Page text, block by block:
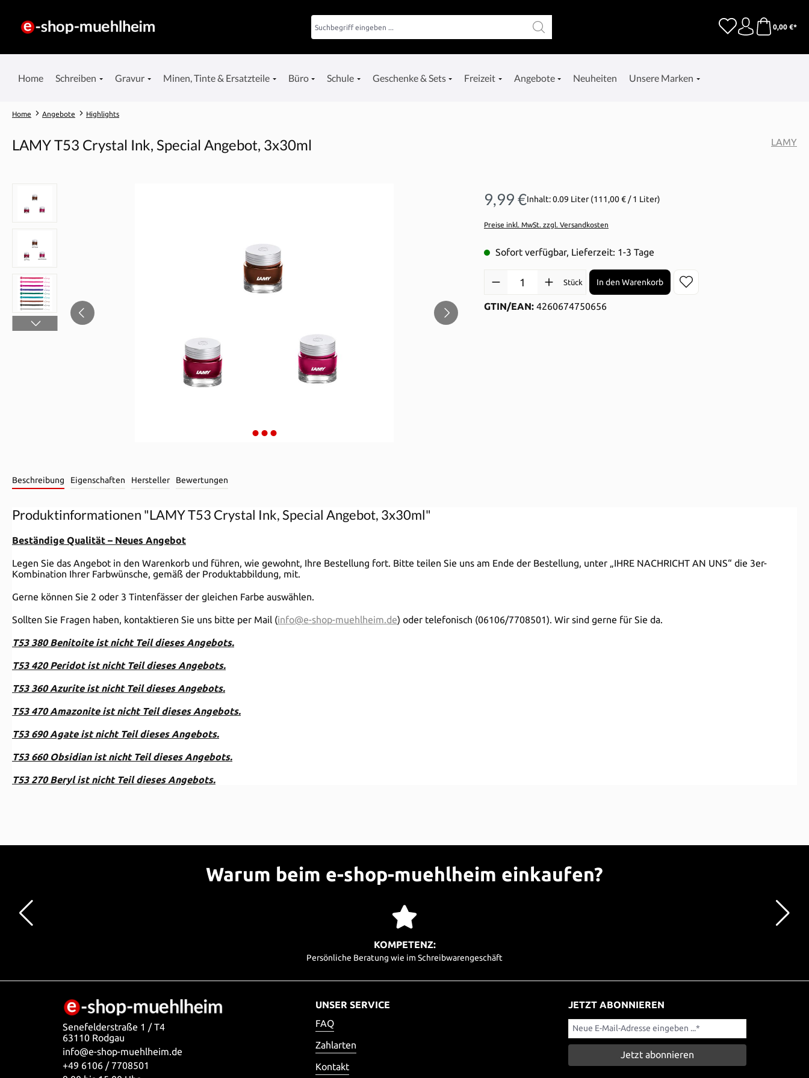
0,00 €*
Home Schreiben Gravur Minen, Tinte & Ersatzteile Büro Schule Geschenke & Sets Freizeit Angebote Neuheiten Unsere Marken
Home Angebote Highlights
LAMY T53 Crystal Ink, Special Angebot, 3x30ml LAMY
9,99 €Inhalt:0.09 Liter(111,00 € / 1 Liter)
Preise inkl. MwSt. zzgl. Versandkosten
Sofort verfügbar, Lieferzeit: 1-3 Tage
Produkt Anzahl: Gib den gewünschten Wert ein oder benutze die
Stück In den Warenkorb
GTIN/EAN: 4260674750656
Beschreibung Eigenschaften Hersteller Bewertungen
Produktinformationen "LAMY T53 Crystal Ink, Special Angebot, 3x30ml"
Beständige Qualität – Neues Angebot
Legen Sie das Angebot in den Warenkorb und führen, wie gewohnt, Ihre Bestellung fort. Bitte teilen Sie uns am Ende der Bestellung, unter „IHRE NACHRICHT AN UNS“ die 3er-
Kombination Ihrer Farbwünsche, gemäß der Produktabbildung, mit.
Gerne können Sie 2 oder 3 Tintenfässer der gleichen Farbe auswählen.
Sollten Sie Fragen haben, kontaktieren Sie uns bitte per Mail (info@e-shop-muehlheim.de) oder telefonisch (06106/7708501). Wir sind gerne für Sie da.
T53 380 Benitoite ist nicht Teil dieses Angebots.
T53 420 Peridot ist nicht Teil dieses Angebots.
T53 360 Azurite ist nicht Teil dieses Angebots.
T53 470 Amazonite ist nicht Teil dieses Angebots.
T53 690 Agate ist nicht Teil dieses Angebots.
T53 660 Obsidian ist nicht Teil dieses Angebots.
T53 270 Beryl ist nicht Teil dieses Angebots.
Warum beim e-shop-muehlheim einkaufen?
KOMPETENZ:
Persönliche Beratung wie im Schreibwarengeschäft
Senefelderstraße 1 / T4
63110 Rodgau
info@e-shop-muehlheim.de
+49 6106 / 7708501
UNSER SERVICE
FAQ
Zahlarten
Kontakt
JETZT ABONNIEREN
Jetzt abonnieren